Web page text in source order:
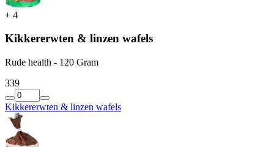
+ 4
Kikkererwten & linzen wafels
Rude health - 120 Gram
339
Kikkererwten & linzen wafels